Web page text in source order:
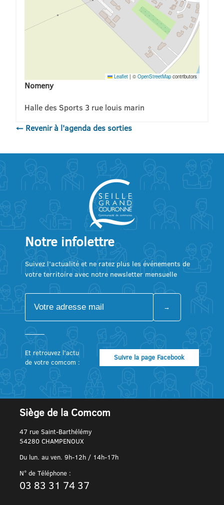
Leaflet | ©OpenStreetMap contributors
Nomeny
Halle des Sports 3 rue louis marin
← Revenir à l'agenda des sorties
Notre infolettre
Suivez l’actualité et ne ratez plus les événements de
votre territoire avec notre newsletter mensuelle
Et retrouvez l’actu
de votre comcom :
Suivre la page Facebook
Siège de la Comcom
47 rue Saint-Barthélémy
54280 CHAMPENOUX
Du lun. au ven. 9h-12h / 14h-17h
N° de Téléphone :
03 83 31 74 37